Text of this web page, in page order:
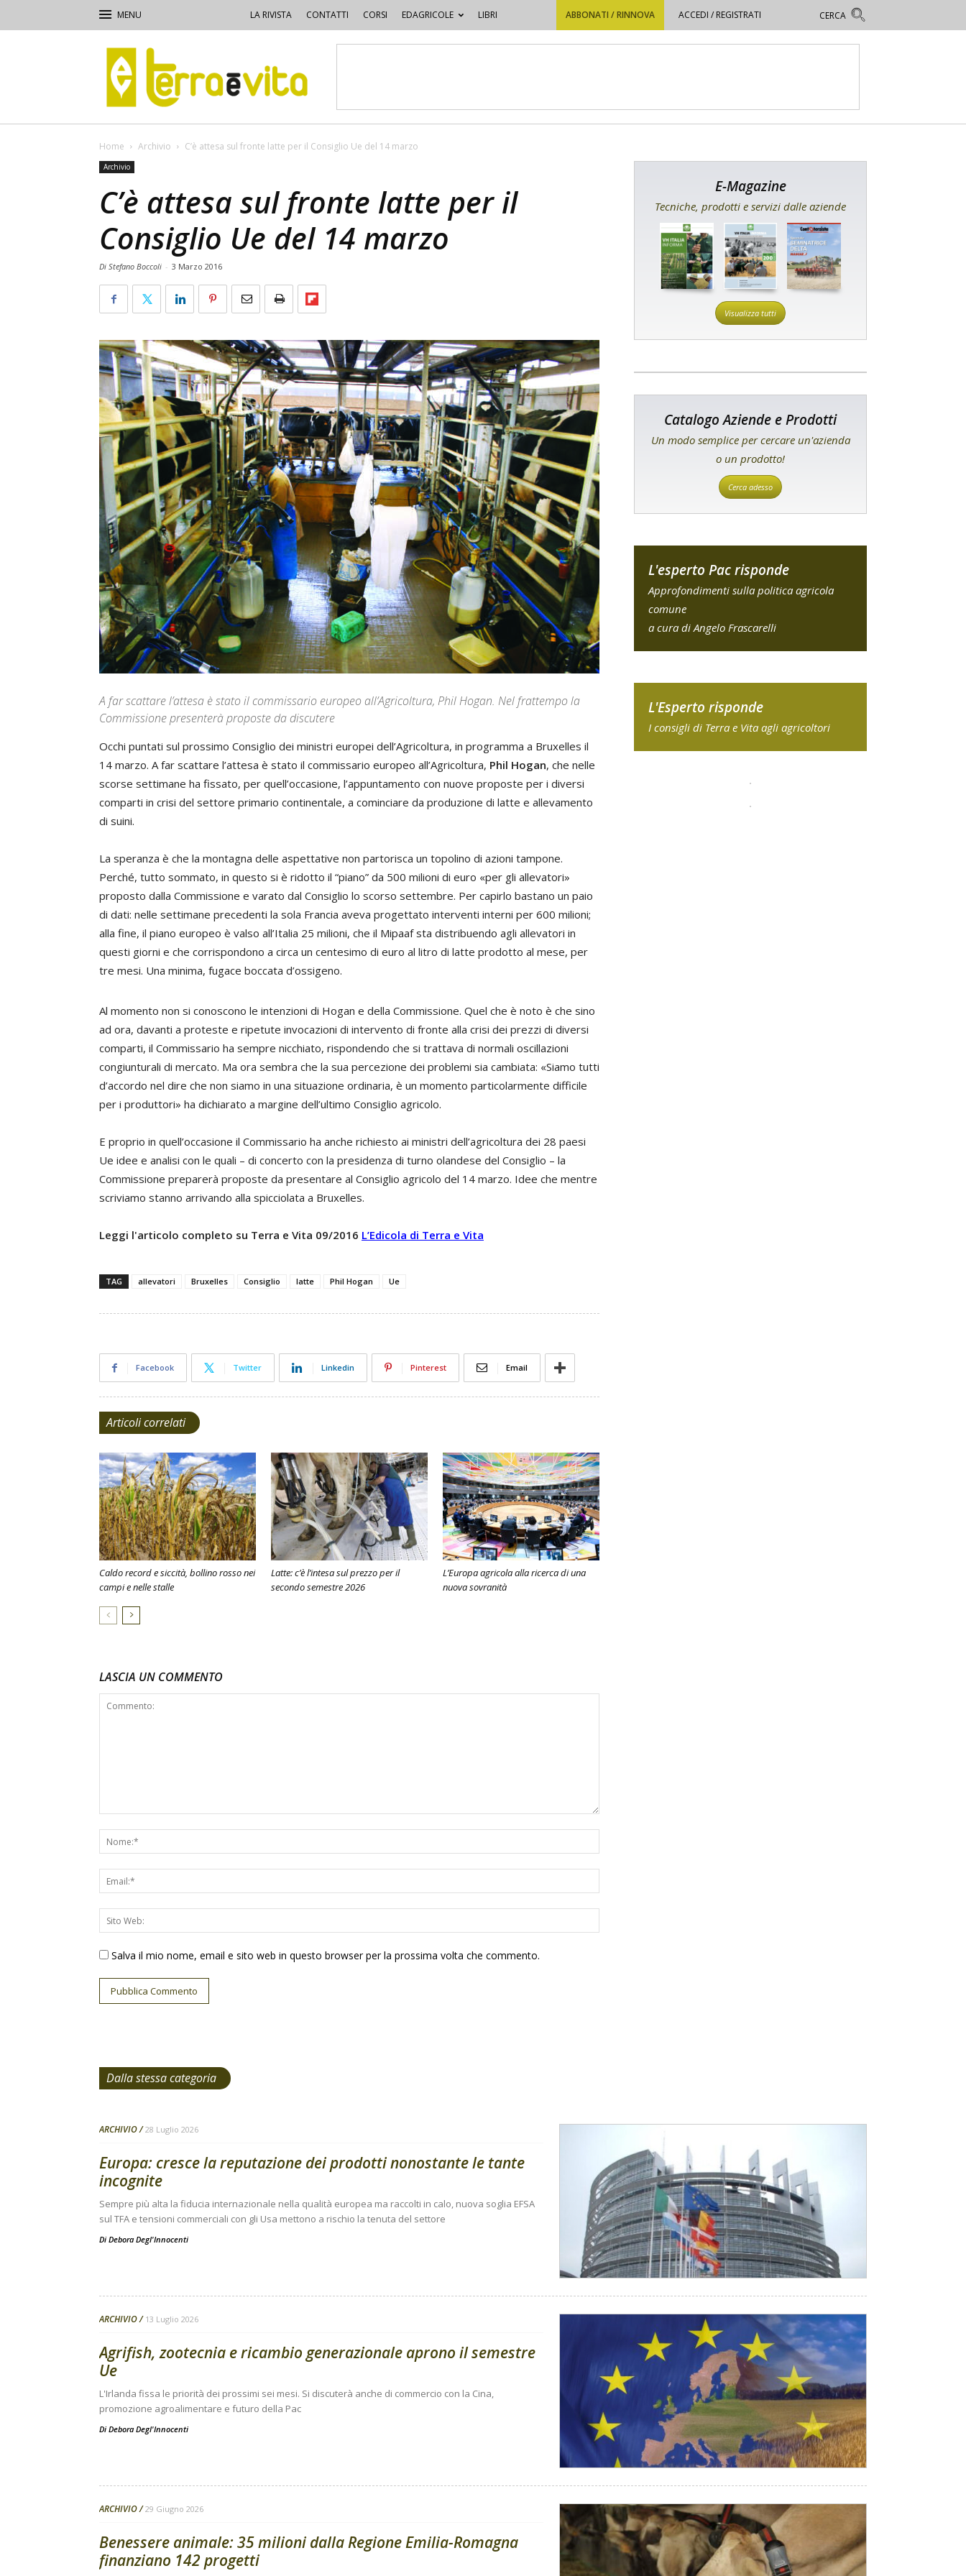
LA RIVISTA CONTATTI CORSI EDAGRICOLE LIBRI ABBONATI / RINNOVA ACCEDI / REGISTRATI
Terra
e
Vita
Home Archivio C’è attesa sul fronte latte per il Consiglio Ue del 14 marzo
Archivio
C’è attesa sul fronte latte per il
Consiglio Ue del 14 marzo
Di Stefano Boccoli - 3 Marzo 2016
A far scattare l’attesa è stato il commissario europeo all’Agricoltura, Phil Hogan. Nel frattempo la
Commissione presenterà proposte da discutere
Occhi puntati sul prossimo Consiglio dei ministri europei dell’Agricoltura, in programma a Bruxelles il
14 marzo. A far scattare l’attesa è stato il commissario europeo all’Agricoltura, Phil Hogan, che nelle
scorse settimane ha fissato, per quell’occasione, l’appuntamento con nuove proposte per i diversi
comparti in crisi del settore primario continentale, a cominciare da produzione di latte e allevamento
di suini.
La speranza è che la montagna delle aspettative non partorisca un topolino di azioni tampone.
Perché, tutto sommato, in questo si è ridotto il “piano” da 500 milioni di euro «per gli allevatori»
proposto dalla Commissione e varato dal Consiglio lo scorso settembre. Per capirlo bastano un paio
di dati: nelle settimane precedenti la sola Francia aveva progettato interventi interni per 600 milioni;
alla fine, il piano europeo è valso all’Italia 25 milioni, che il Mipaaf sta distribuendo agli allevatori in
questi giorni e che corrispondono a circa un centesimo di euro al litro di latte prodotto al mese, per
tre mesi. Una minima, fugace boccata d’ossigeno.
Al momento non si conoscono le intenzioni di Hogan e della Commissione. Quel che è noto è che sino
ad ora, davanti a proteste e ripetute invocazioni di intervento di fronte alla crisi dei prezzi di diversi
comparti, il Commissario ha sempre nicchiato, rispondendo che si trattava di normali oscillazioni
congiunturali di mercato. Ma ora sembra che la sua percezione dei problemi sia cambiata: «Siamo tutti
d’accordo nel dire che non siamo in una situazione ordinaria, è un momento particolarmente difficile
per i produttori» ha dichiarato a margine dell’ultimo Consiglio agricolo.
E proprio in quell’occasione il Commissario ha anche richiesto ai ministri dell’agricoltura dei 28 paesi
Ue idee e analisi con le quali – di concerto con la presidenza di turno olandese del Consiglio – la
Commissione preparerà proposte da presentare al Consiglio agricolo del 14 marzo. Idee che mentre
scriviamo stanno arrivando alla spicciolata a Bruxelles.
Leggi l'articolo completo su Terra e Vita 09/2016 L’Edicola di Terra e Vita
TAG allevatori Bruxelles Consiglio latte Phil Hogan Ue
Facebook Twitter Linkedin Pinterest Email
Articoli correlati
Caldo record e siccità, bollino rosso nei
campi e nelle stalle
Latte: c’è l’intesa sul prezzo per il
secondo semestre 2026
L’Europa agricola alla ricerca di una
nuova sovranità
LASCIA UN COMMENTO
Salva il mio nome, email e sito web in questo browser per la prossima volta che commento.
E-Magazine
Tecniche, prodotti e servizi dalle aziende
Visualizza tutti
Catalogo Aziende e Prodotti
Un modo semplice per cercare un'azienda
o un prodotto!
Cerca adesso
L'esperto Pac risponde
Approfondimenti sulla politica agricola
comune
a cura di Angelo Frascarelli
L'Esperto risponde
I consigli di Terra e Vita agli agricoltori
Dalla stessa categoria
ARCHIVIO 28 Luglio 2026
Europa: cresce la reputazione dei prodotti nonostante le tante
incognite
Sempre più alta la fiducia internazionale nella qualità europea ma raccolti in calo, nuova soglia EFSA
sul TFA e tensioni commerciali con gli Usa mettono a rischio la tenuta del settore
Di Debora Degl'Innocenti
ARCHIVIO 13 Luglio 2026
Agrifish, zootecnia e ricambio generazionale aprono il semestre
Ue
L'Irlanda fissa le priorità dei prossimi sei mesi. Si discuterà anche di commercio con la Cina,
promozione agroalimentare e futuro della Pac
Di Debora Degl'Innocenti
ARCHIVIO 29 Giugno 2026
Benessere animale: 35 milioni dalla Regione Emilia-Romagna
finanziano 142 progetti